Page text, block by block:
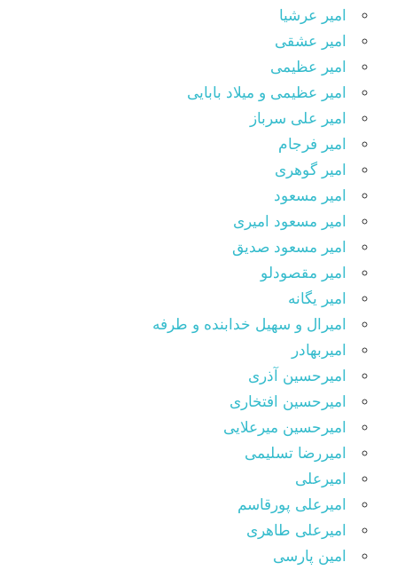
امیر عرشیا
امیر عشقی
امیر عظیمی
امیر عظیمی و میلاد بابایی
امیر علی سرباز
امیر فرجام
امیر گوهری
امیر مسعود
امیر مسعود امیری
امیر مسعود صدیق
امیر مقصودلو
امیر یگانه
امیرال و سهیل خدابنده و طرفه
امیربهادر
امیرحسین آذری
امیرحسین افتخاری
امیرحسین میرعلایی
امیررضا تسلیمی
امیرعلی
امیرعلی پورقاسم
امیرعلی طاهری
امین پارسی